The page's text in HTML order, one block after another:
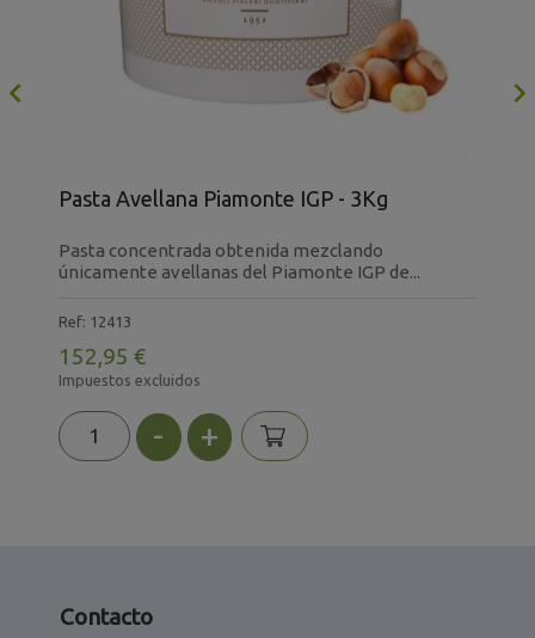
Pasta Avellana Piamonte IGP - 3Kg
Pasta concentrada obtenida mezclando
únicamente avellanas del Piamonte IGP de...
Ref: 12413
152,95 €
Impuestos excluidos
- +
Contacto